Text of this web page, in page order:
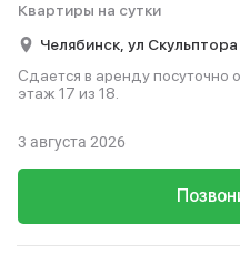
Квартиры на сутки
Челябинск, ул
Сдается в аренду посуточно
этаж 17 из 18.
3 августа 2026